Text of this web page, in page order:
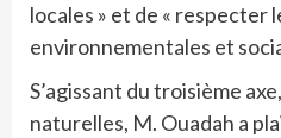
locales » et de « respecter
environnementales et
S’agissant du troisième
naturelles, M. Ouadah a